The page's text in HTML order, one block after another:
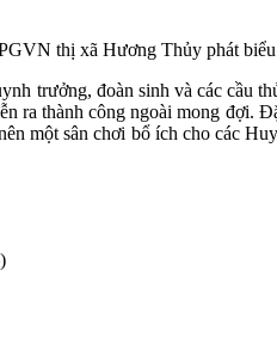
thị xã Hương Thủy phát biểu
trưởng, đoàn sinh và các cầu
ra thành công ngoài mong đợi.
một sân chơi bổ ích cho các